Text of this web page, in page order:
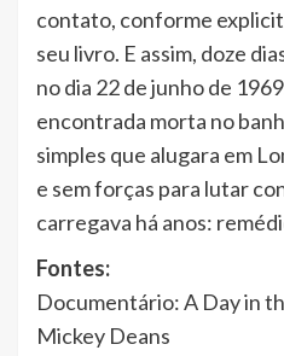
contato, conforme
seu livro. E assim, doze
no dia 22 de junho de
encontrada morta no
simples que alugara em
e sem forças para lutar
carregava há anos:
Fontes:
Documentário: A Day in
Mickey Deans